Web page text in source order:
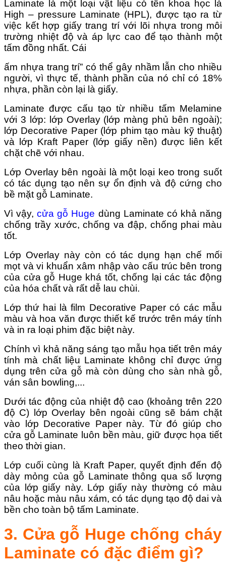
Laminate là một loại vật liệu có tên khoa học là
High – pressure Laminate (HPL), được tạo ra từ
việc kết hợp giấy trang trí với lõi nhựa trong môi
trường nhiệt độ và áp lực cao để tạo thành một
tấm đồng nhất. Cái
ấm nhựa trang trí” có thể gây nhầm lẫn cho nhiều
người, vì thực tế, thành phần của nó chỉ có 18%
nhựa, phần còn lại là giấy.
Laminate được cấu tạo từ nhiều tấm Melamine
với 3 lớp: lớp Overlay (lớp màng phủ bên ngoài);
lớp Decorative Paper (lớp phim tạo màu kỹ thuật)
và lớp Kraft Paper (lớp giấy nền) được liên kết
chặt chẽ với nhau.
Lớp Overlay bên ngoài là một loại keo trong suốt
có tác dụng tạo nên sự ổn định và độ cứng cho
bề mặt gỗ Laminate.
Vì vậy,cửa gỗ Huge dùng Laminate có khả năng
chống trầy xước, chống va đập, chống phai màu
tốt.
Lớp Overlay này còn có tác dụng hạn chế mối
mọt và vi khuẩn xâm nhập vào cấu trúc bên trong
của cửa gỗ Huge khá tốt, chống lại các tác động
của hóa chất và rất dễ lau chùi.
Lớp thứ hai là film Decorative Paper có các mẫu
màu và hoa văn được thiết kế trước trên máy tính
và in ra loại phim đặc biệt này.
Chính vì khả năng sáng tạo mẫu họa tiết trên máy
tính mà chất liệu Laminate không chỉ được ứng
dụng trên cửa gỗ mà còn dùng cho sàn nhà gỗ,
ván sân bowling,...
Dưới tác động của nhiệt độ cao (khoảng trên 220
độ C) lớp Overlay bên ngoài cũng sẽ bám chặt
vào lớp Decorative Paper này. Từ đó giúp cho
cửa gỗ Laminate luôn bền màu, giữ được họa tiết
theo thời gian.
Lớp cuối cùng là Kraft Paper, quyết định đến độ
dày mỏng của gỗ Laminate thông qua số lượng
của lớp giấy này. Lớp giấy này thường có màu
nâu hoặc màu nâu xám, có tác dụng tạo độ dai và
bền cho toàn bộ tấm Laminate.
3. Cửa gỗ Huge chống cháy
Laminate có đặc điểm gì?